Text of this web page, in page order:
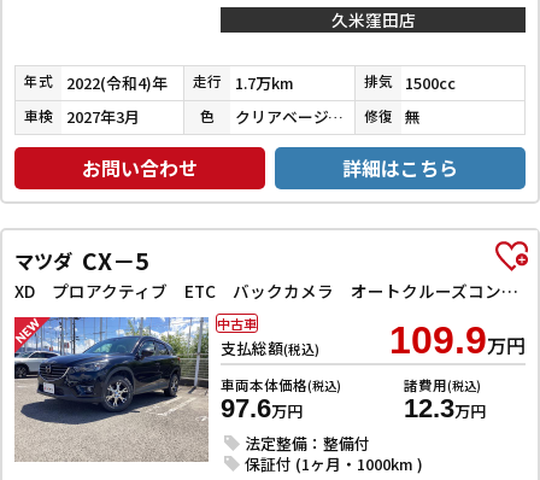
久米窪田店
年式 2022(令和4)年 走行 1.7万km 排気 1500cc
車検 2027年3月 色 クリアベージュメタリック 修復 無
お問い合わせ 詳細はこちら
マツダ CX－5
XD プロアクティブ ETC バックカメラ オートクルーズコントロール レーンアシスト 衝突被害軽減システム ナビ オートライト LEDヘッドランプ アルミホイール スマートキー アイドリングストップ 電動格納ミラー AT
支払総額(税込) 109.9万円
車両本体価格(税込)
97.6万円
諸費用(税込)
12.3万円
法定整備：整備付
保証付 (1ヶ月・1000km )
中古車